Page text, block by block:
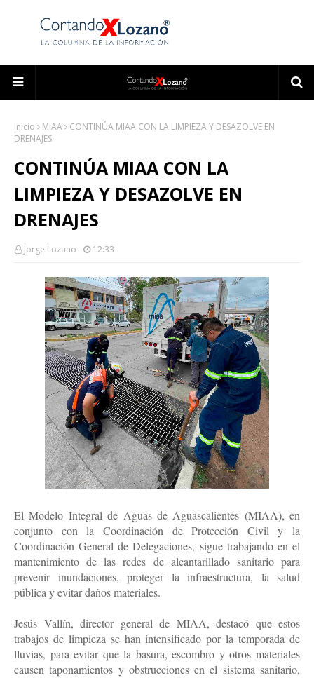
Inicio MIAA
CONTINÚA MIAA CON LA LIMPIEZA Y DESAZOLVE EN
DRENAJES
CONTINÚA MIAA CON LA
LIMPIEZA Y DESAZOLVE EN
DRENAJES
Jorge Lozano 12:33
El Modelo Integral de Aguas de Aguascalientes (MIAA), en
conjunto con la Coordinación de Protección Civil y la
Coordinación General de Delegaciones, sigue trabajando en el
mantenimiento de las redes de alcantarillado sanitario para
prevenir inundaciones, proteger la infraestructura, la salud
pública y evitar daños materiales.
Jesús Vallín, director general de MIAA, destacó que estos
trabajos de limpieza se han intensificado por la temporada de
lluvias, para evitar que la basura, escombro y otros materiales
causen taponamientos y obstrucciones en el sistema sanitario,